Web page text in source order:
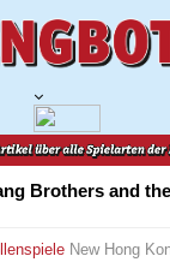
Brothers and
New Hong